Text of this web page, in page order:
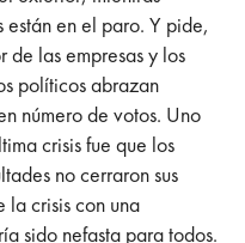
están en el paro. Y pide,
de las empresas y los
políticos abrazan
número de votos. Uno
crisis fue que los
no cerraron sus
la crisis con una
sido nefasta para todos.